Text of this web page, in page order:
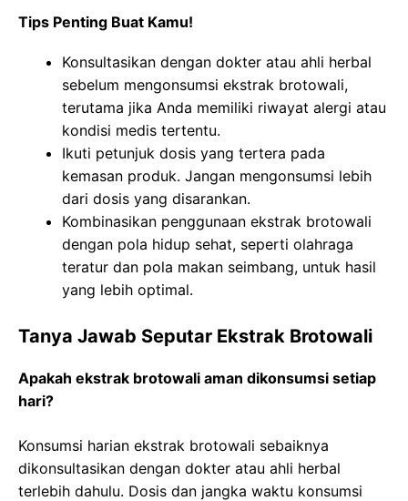
Tips Penting Buat Kamu!
Konsultasikan dengan dokter atau ahli herbal
sebelum mengonsumsi ekstrak brotowali,
terutama jika Anda memiliki riwayat alergi atau
kondisi medis tertentu.
Ikuti petunjuk dosis yang tertera pada
kemasan produk. Jangan mengonsumsi lebih
dari dosis yang disarankan.
Kombinasikan penggunaan ekstrak brotowali
dengan pola hidup sehat, seperti olahraga
teratur dan pola makan seimbang, untuk hasil
yang lebih optimal.
Tanya Jawab Seputar Ekstrak Brotowali
Apakah ekstrak brotowali aman dikonsumsi setiap
hari?
Konsumsi harian ekstrak brotowali sebaiknya
dikonsultasikan dengan dokter atau ahli herbal
terlebih dahulu. Dosis dan jangka waktu konsumsi